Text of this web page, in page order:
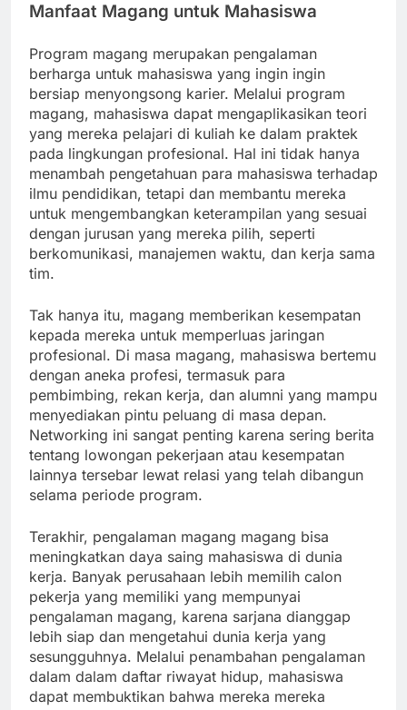
Manfaat Magang untuk Mahasiswa
Program magang merupakan pengalaman
berharga untuk mahasiswa yang ingin ingin
bersiap menyongsong karier. Melalui program
magang, mahasiswa dapat mengaplikasikan teori
yang mereka pelajari di kuliah ke dalam praktek
pada lingkungan profesional. Hal ini tidak hanya
menambah pengetahuan para mahasiswa terhadap
ilmu pendidikan, tetapi dan membantu mereka
untuk mengembangkan keterampilan yang sesuai
dengan jurusan yang mereka pilih, seperti
berkomunikasi, manajemen waktu, dan kerja sama
tim.
Tak hanya itu, magang memberikan kesempatan
kepada mereka untuk memperluas jaringan
profesional. Di masa magang, mahasiswa bertemu
dengan aneka profesi, termasuk para
pembimbing, rekan kerja, dan alumni yang mampu
menyediakan pintu peluang di masa depan.
Networking ini sangat penting karena sering berita
tentang lowongan pekerjaan atau kesempatan
lainnya tersebar lewat relasi yang telah dibangun
selama periode program.
Terakhir, pengalaman magang magang bisa
meningkatkan daya saing mahasiswa di dunia
kerja. Banyak perusahaan lebih memilih calon
pekerja yang memiliki yang mempunyai
pengalaman magang, karena sarjana dianggap
lebih siap dan mengetahui dunia kerja yang
sesungguhnya. Melalui penambahan pengalaman
dalam dalam daftar riwayat hidup, mahasiswa
dapat membuktikan bahwa mereka mereka